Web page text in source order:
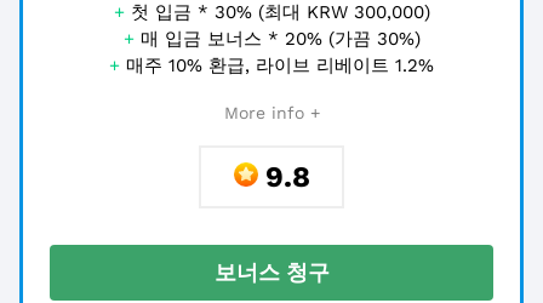
+ 첫 입금 * 30% (최대 KRW 300,000)
+ 매 입금 보너스 * 20% (가끔 30%)
+ 매주 10% 환급, 라이브 리베이트 1.2%
More info +
9.8
보너스 청구